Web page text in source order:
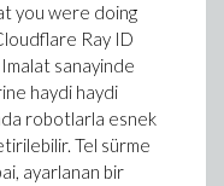
you were doing
Ray ID
sanayinde
haydi haydi
robotlarla esnek
Tel sürme
ayarlanan bir